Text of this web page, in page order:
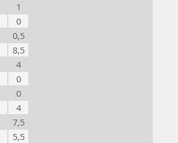
1
0
0,5
8,5
4
0
0
4
7,5
5,5